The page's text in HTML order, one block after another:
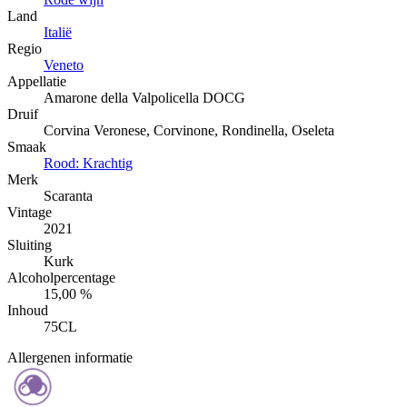
Land
Italië
Regio
Veneto
Appellatie
Amarone della Valpolicella DOCG
Druif
Corvina Veronese, Corvinone, Rondinella, Oseleta
Smaak
Rood: Krachtig
Merk
Scaranta
Vintage
2021
Sluiting
Kurk
Alcoholpercentage
15,00 %
Inhoud
75CL
Allergenen informatie